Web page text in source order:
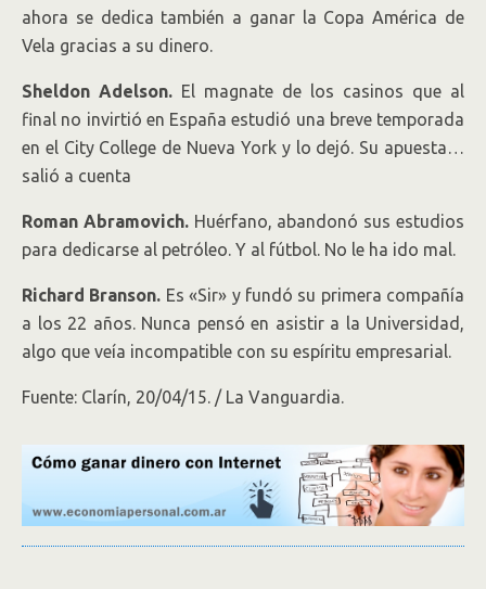
ahora se dedica también a ganar la Copa América de
Vela gracias a su dinero.
Sheldon Adelson. El magnate de los casinos que al
final no invirtió en España estudió una breve temporada
en el City College de Nueva York y lo dejó. Su apuesta…
salió a cuenta
Roman Abramovich. Huérfano, abandonó sus estudios
para dedicarse al petróleo. Y al fútbol. No le ha ido mal.
Richard Branson. Es «Sir» y fundó su primera compañía
a los 22 años. Nunca pensó en asistir a la Universidad,
algo que veía incompatible con su espíritu empresarial.
Fuente: Clarín, 20/04/15. / La Vanguardia.